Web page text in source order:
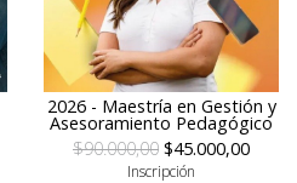
2026 - Maestría en Gestión y
Asesoramiento Pedagógico
$90.000,00 $45.000,00
Inscripción